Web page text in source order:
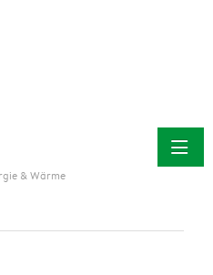
& Wärme